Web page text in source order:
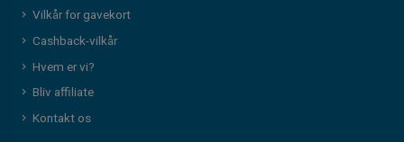
Vilkår for gavekort
Cashback-vilkår
Hvem er vi?
Bliv affiliate
Kontakt os